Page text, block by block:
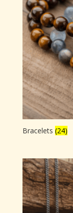
Bracelets (24)